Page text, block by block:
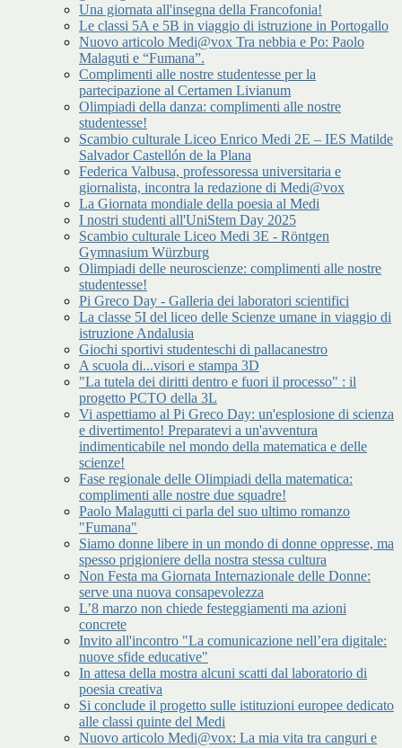
Una giornata all'insegna della Francofonia!
Le classi 5A e 5B in viaggio di istruzione in Portogallo
Nuovo articolo Medi@vox Tra nebbia e Po: Paolo
Malaguti e “Fumana”.
Complimenti alle nostre studentesse per la
partecipazione al Certamen Livianum
Olimpiadi della danza: complimenti alle nostre
studentesse!
Scambio culturale Liceo Enrico Medi 2E – IES Matilde
Salvador Castellón de la Plana
Federica Valbusa, professoressa universitaria e
giornalista, incontra la redazione di Medi@vox
La Giornata mondiale della poesia al Medi
I nostri studenti all'UniStem Day 2025
Scambio culturale Liceo Medi 3E - Röntgen
Gymnasium Würzburg
Olimpiadi delle neuroscienze: complimenti alle nostre
studentesse!
Pi Greco Day - Galleria dei laboratori scientifici
La classe 5I del liceo delle Scienze umane in viaggio di
istruzione Andalusia
Giochi sportivi studenteschi di pallacanestro
A scuola di...visori e stampa 3D
"La tutela dei diritti dentro e fuori il processo" : il
progetto PCTO della 3L
Vi aspettiamo al Pi Greco Day: un'esplosione di scienza
e divertimento! Preparatevi a un'avventura
indimenticabile nel mondo della matematica e delle
scienze!
Fase regionale delle Olimpiadi della matematica:
complimenti alle nostre due squadre!
Paolo Malagutti ci parla del suo ultimo romanzo
"Fumana"
Siamo donne libere in un mondo di donne oppresse, ma
spesso prigioniere della nostra stessa cultura
Non Festa ma Giornata Internazionale delle Donne:
serve una nuova consapevolezza
L’8 marzo non chiede festeggiamenti ma azioni
concrete
Invito all'incontro "La comunicazione nell’era digitale:
nuove sfide educative"
In attesa della mostra alcuni scatti dal laboratorio di
poesia creativa
Si conclude il progetto sulle istituzioni europee dedicato
alle classi quinte del Medi
Nuovo articolo Medi@vox: La mia vita tra canguri e